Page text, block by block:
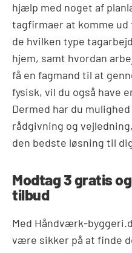
hjælp med noget af
tagfirmaer at komme
de hvilken type
hjem, samt hvordan
få en fagmand til at
fysisk, vil du også have
Dermed har du
rådgivning og
den bedste løsning til
Modtag 3 gratis
tilbud
Med Håndværk-
være sikker på at finde